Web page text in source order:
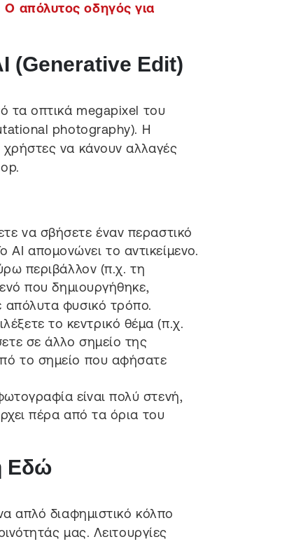
απόλυτος οδηγός για
(Generative Edit)
τα οπτικά megapixel του
photography). Η
να κάνουν αλλαγές
να σβήσετε έναν περαστικό
απομονώνει το αντικείμενο.
περιβάλλον (π.χ. τη
που δημιουργήθηκε,
απόλυτα φυσικό τρόπο.
το κεντρικό θέμα (π.χ.
σε άλλο σημείο της
το σημείο που αφήσατε
είναι πολύ στενή,
πέρα από τα όρια του
Εδώ
απλό διαφημιστικό κόλπο
μας. Λειτουργίες